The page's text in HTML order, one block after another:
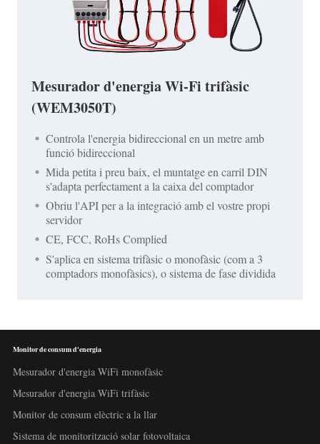
Mesurador d'energia Wi-Fi trifàsic
(WEM3050T)
Controla l'energia bidireccional en un metre amb
funció bidireccional
Mida petita i preu baix, el muntatge en carril DIN
s'adapta perfectament a la caixa del comptador
Obriu l'API per a la integració amb el vostre propi
servidor
CE, FCC, RoHs Complied
S'aplica en sistema trifàsic o monofàsic (com a 3
comptadors monofàsics), o sistema de fase dividida
Monitor de consum d'energia
Mesurador d'energia WiFi monofàsic
Mesurador d'energia WiFi trifàsic
Monitor de consum elèctric a la llar
Sistema de monitorització solar fotovoltaica